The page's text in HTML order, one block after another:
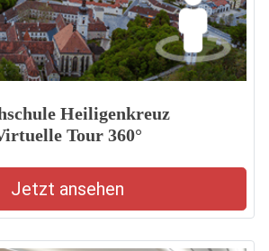
Heiligenkreuz
Tour 360°
Jetzt ansehen